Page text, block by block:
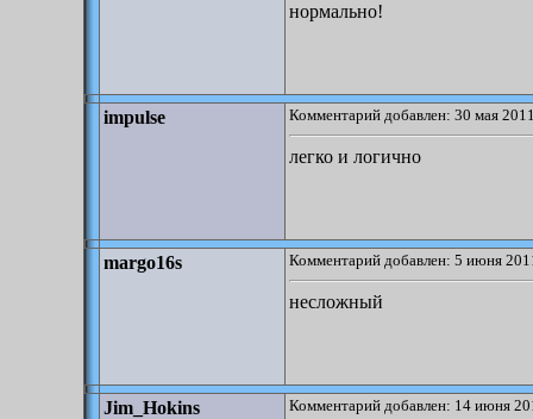
нормально!
impulse Комментарий добавлен: 30 мая
легко и логично
margo16s Комментарий добавлен: 5 июня
несложный
Jim_Hokins Комментарий добавлен: 14 июня